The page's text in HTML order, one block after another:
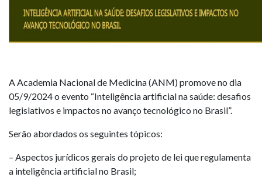
A Academia Nacional de Medicina (ANM) promove no dia
05/9/2024 o evento “Inteligência artificial na saúde: desafios
legislativos e impactos no avanço tecnológico no Brasil”.
Serão abordados os seguintes tópicos:
– Aspectos jurídicos gerais do projeto de lei que regulamenta
a inteligência artificial no Brasil;